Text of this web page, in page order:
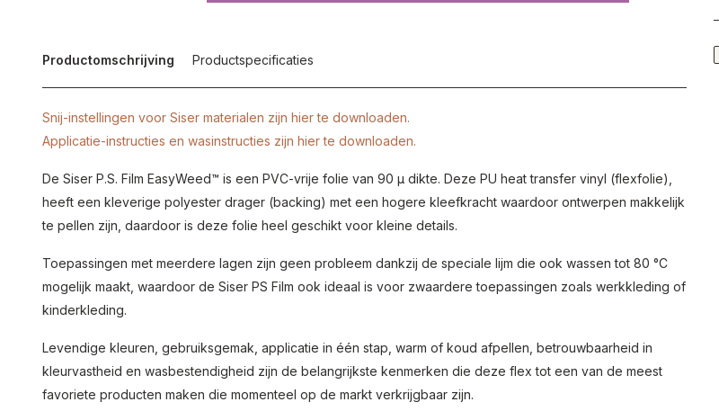
Productomschrijving Productspecificaties
Snij-instellingen voor Siser materialen zijn hier te downloaden.
Applicatie-instructies en wasinstructies zijn hier te downloaden.
De Siser P.S. Film EasyWeed™ is een PVC-vrije folie van 90 µ dikte. Deze PU heat transfer vinyl (flexfolie),
heeft een kleverige polyester drager (backing) met een hogere kleefkracht waardoor ontwerpen makkelijk
te pellen zijn, daardoor is deze folie heel geschikt voor kleine details.
Toepassingen met meerdere lagen zijn geen probleem dankzij de speciale lijm die ook wassen tot 80 °C
mogelijk maakt, waardoor de Siser PS Film ook ideaal is voor zwaardere toepassingen zoals werkkleding of
kinderkleding.
Levendige kleuren, gebruiksgemak, applicatie in één stap, warm of koud afpellen, betrouwbaarheid in
kleurvastheid en wasbestendigheid zijn de belangrijkste kenmerken die deze flex tot een van de meest
favoriete producten maken die momenteel op de markt verkrijgbaar zijn.